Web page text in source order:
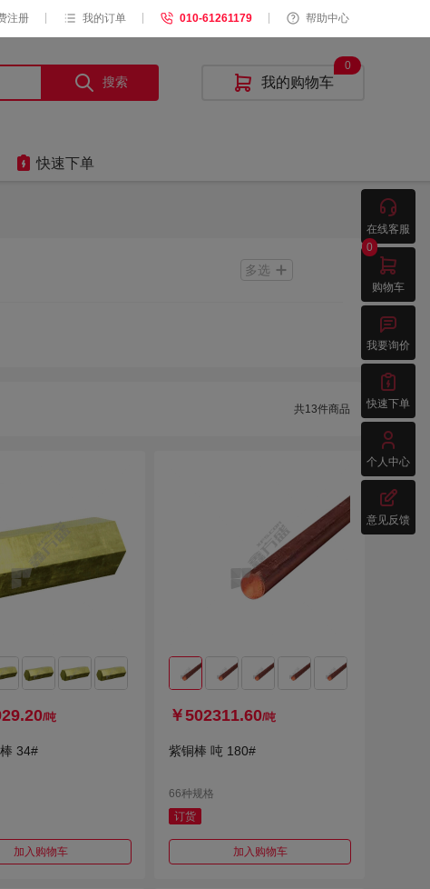
注册 我的订单 010-61261179 帮助中心
搜索  我的购物车
0
 快速下单
多选
共13件商品
/吨
34#
加入购物车
￥502311.60/吨
紫铜棒 吨 180#
66种规格
订货
加入购物车

在线客服

购物车
0

我要询价

快速下单

个人中心

意见反馈